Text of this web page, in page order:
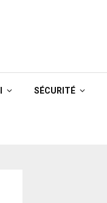
SÉCURITÉ